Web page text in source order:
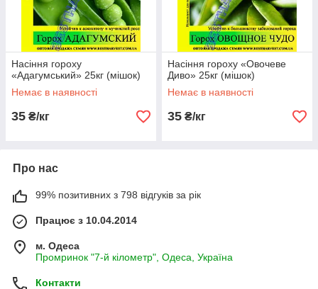
Насіння гороху
«Адагумський» 25кг (мішок)
Немає в наявності
35 ₴/кг
Насіння гороху «Овочеве
Диво» 25кг (мішок)
Немає в наявності
35 ₴/кг
Про нас
99% позитивних з 798 відгуків за рік
Працює з 10.04.2014
м. Одеса
Промринок "7-й кілометр", Одеса, Україна
Контакти